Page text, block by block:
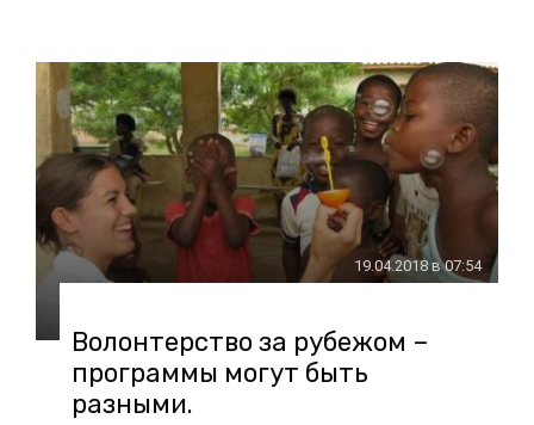
19.04.2018 в 07:54
Волонтерство за рубежом –
программы могут быть
разными.